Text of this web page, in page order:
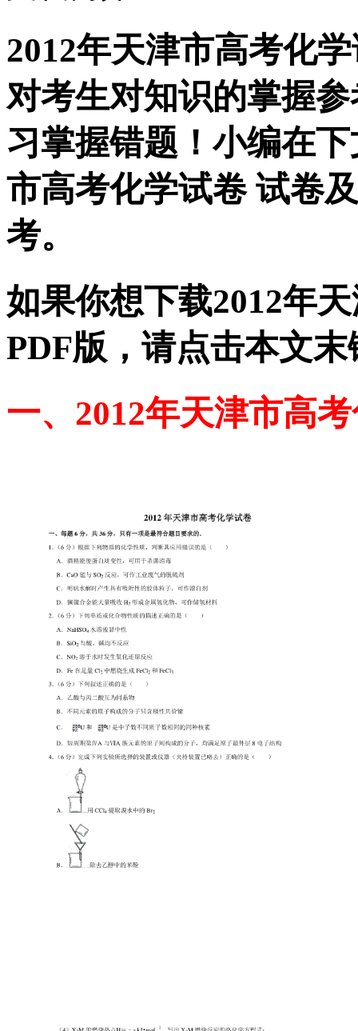
2012年天津市高考化
对考生对知识的掌握
习掌握错题！小编在
市高考化学试卷 试卷
考。
如果你想下载2012年
PDF版，请点击本文末
一、2012年天津市高